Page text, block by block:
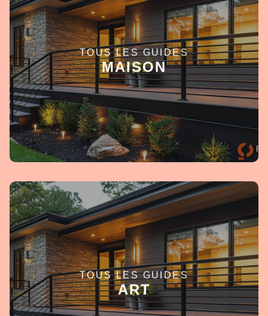
TOUS LES GUIDES
MAISON
EN SAVOIR +
TOUS LES GUIDES
ART
EN SAVOIR +